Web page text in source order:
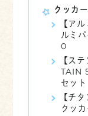
クッカ
【ア
ルミ
0
【ス
TAIN
セッ
【チ
クッ